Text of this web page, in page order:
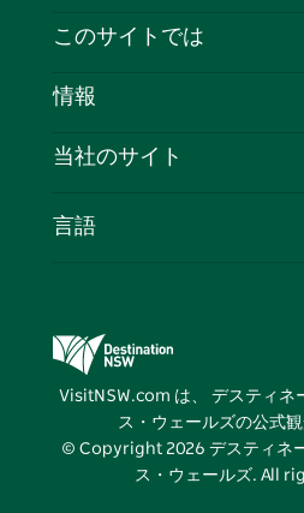
ス
ッ
タ
お問い合わせ
クッキーに関する通知
このサイトでは
目的地
イベント
情報
旅行情報
NSWでのビジネス
当社のサイト
デスティネーション・ニュ
ズメディアセンター
ビビッド・シドニー
言語
VisitNSW.com は、 デスティネ
ス・ウェールズの公式観
© Copyright 2026 デスティネ
ス・ウェールズ. All